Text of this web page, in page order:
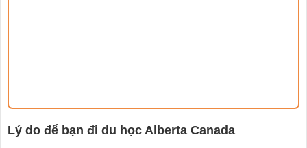
Lý do để bạn đi du học Alberta Canada